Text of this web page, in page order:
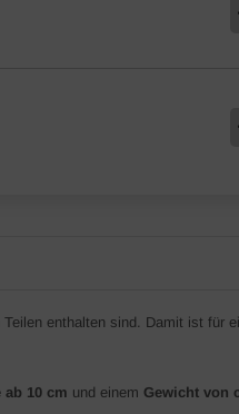
enthalten sind. Damit ist für
ab 10 cm und einem Gewicht von